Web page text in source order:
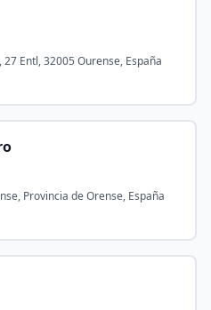
Entl, 32005 Ourense, España
Provincia de Orense, España